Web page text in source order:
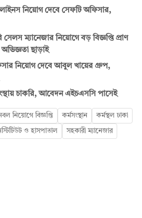
নিয়োগ দেবে সেফটি অফিসার,
সেলস ম্যানেজার নিয়োগে বড় বিজ্ঞপ্তি প্রাণ
ছাড়াই
নিয়োগ দেবে আবুল খায়ের গ্রুপ,
চাকরি, আবেদন এইচএসসি পাসেই
নিয়োগে বিজ্ঞপ্তি কর্মসংস্থান কর্মস্থল ঢাকা
ও হাসপাতাল সহকারী ম্যানেজার